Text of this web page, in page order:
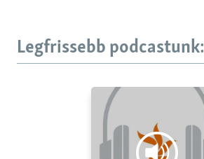
Legfrissebb podcastunk: